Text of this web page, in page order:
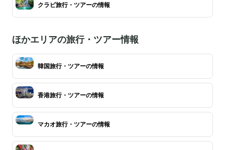
クラビ旅行・ツアーの情報
ほかエリアの旅行・ツアー情報
韓国旅行・ツアーの情報
香港旅行・ツアーの情報
マカオ旅行・ツアーの情報